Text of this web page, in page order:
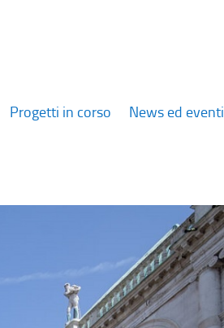
Progetti in corso News ed eventi